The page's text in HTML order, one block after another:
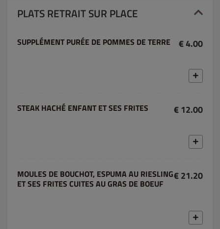
PLATS RETRAIT SUR PLACE
SUPPLÉMENT PURÉE DE POMMES DE TERRE € 4.00
STEAK HACHÉ ENFANT ET SES FRITES € 12.00
MOULES DE BOUCHOT, ESPUMA AU RIESLING
ET SES FRITES CUITES AU GRAS DE BOEUF
€ 21.20